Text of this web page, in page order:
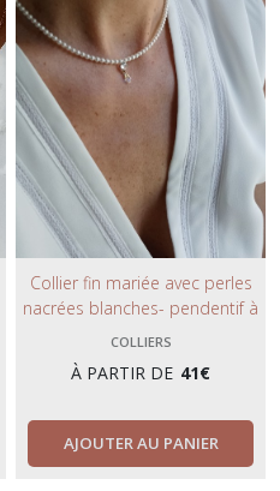
Collier fin mariée avec perles
nacrées blanches- pendentif à
strass avec goutte.
COLLIERS
À PARTIR DE 41€
AJOUTER AU PANIER